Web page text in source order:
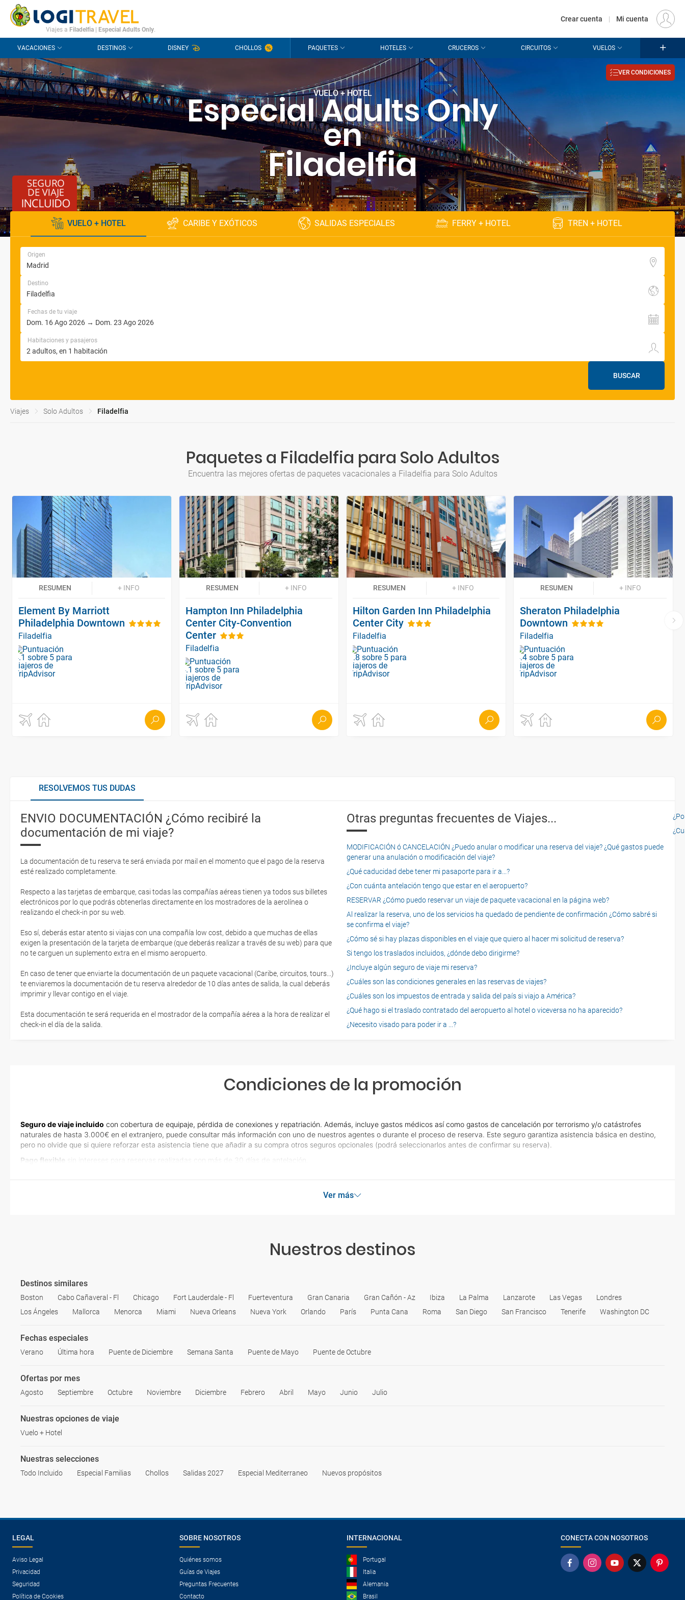
CONTACTO PREGUNTAS FRECUENTES EUR
Viajes a Filadelfia Especial Adults Only.
Crear cuenta | Mi cuenta
VACACIONES DESTINOS DISNEY CHOLLOS PAQUETES HOTELES CRUCEROS CIRCUITOS VUELOS
VUELO + HOTEL
Especial Adults Only
en
Filadelfia
VER CONDICIONES
VUELO + HOTEL CARIBE Y EXÓTICOS SALIDAS ESPECIALES FERRY + HOTEL TREN + HOTEL
Origen
Destino
Fechas de tu viaje
Habitaciones y pasajeros
BUSCAR
Viajes Solo Adultos Filadelfia
Paquetes a Filadelfia para Solo Adultos
Encuentra las mejores ofertas de paquetes vacacionales a Filadelfia para Solo Adultos
RESUMEN + INFO
Element By Marriott
Philadelphia Downtown
Filadelfia
RESUMEN + INFO
Hampton Inn Philadelphia
Center City-Convention
Center
Filadelfia
RESUMEN + INFO
Hilton Garden Inn Philadelphia
Center City
Filadelfia
RESUMEN + INFO
Sheraton Philadelphia
Downtown
Filadelfia
RESOLVEMOS TUS DUDAS
ENVIO DOCUMENTACIÓN ¿Cómo recibiré la
documentación de mi viaje?
La documentación de tu reserva te será enviada por mail en el momento que el pago de la reserva
esté realizado completamente.
Respecto a las tarjetas de embarque, casi todas las compañías aéreas tienen ya todos sus billetes
electrónicos por lo que podrás obtenerlas directamente en los mostradores de la aerolínea o
realizando el check-in por su web.
Eso sí, deberás estar atento si viajas con una compañía low cost, debido a que muchas de ellas
exigen la presentación de la tarjeta de embarque (que deberás realizar a través de su web) para que
no te carguen un suplemento extra en el mismo aeropuerto.
En caso de tener que enviarte la documentación de un paquete vacacional (Caribe, circuitos, tours...)
te enviaremos la documentación de tu reserva alrededor de 10 días antes de salida, la cual deberás
imprimir y llevar contigo en el viaje.
Esta documentación te será requerida en el mostrador de la compañía aérea a la hora de realizar el
check-in el día de la salida.
Otras preguntas frecuentes de Viajes...
MODIFICACIÓN ó CANCELACIÓN ¿Puedo anular o modificar una reserva del viaje? ¿Qué gastos puede
generar una anulación o modificación del viaje?
¿Qué caducidad debe tener mi pasaporte para ir a...?
¿Con cuánta antelación tengo que estar en el aeropuerto?
RESERVAR ¿Cómo puedo reservar un viaje de paquete vacacional en la página web?
Al realizar la reserva, uno de los servicios ha quedado de pendiente de confirmación ¿Cómo sabré si
se confirma el viaje?
¿Cómo sé si hay plazas disponibles en el viaje que quiero al hacer mi solicitud de reserva?
Si tengo los traslados incluidos, ¿dónde debo dirigirme?
¿Incluye algún seguro de viaje mi reserva?
¿Cuáles son las condiciones generales en las reservas de viajes?
¿Cuáles son los impuestos de entrada y salida del país si viajo a América?
¿Qué hago si el traslado contratado del aeropuerto al hotel o viceversa no ha aparecido?
¿Necesito visado para poder ir a ...?
Condiciones de la promoción
Seguro de viaje incluido con cobertura de equipaje, pérdida de conexiones y repatriación. Además, incluye gastos médicos así como gastos de cancelación por terrorismo y/o catástrofes
naturales de hasta 3.000€ en el extranjero, puede consultar más información con uno de nuestros agentes o durante el proceso de reserva. Este seguro garantiza asistencia básica en destino,
pero no olvide que si quiere reforzar esta asistencia tiene que añadir a su compra otros seguros opcionales (podrá seleccionarlos antes de confirmar su reserva).
Pago flexible
sin intereses para reservas realizadas con más de 30 días de antelación.
Ver más
Nuestros destinos
Destinos similares
Boston Cabo Cañaveral - Fl Chicago Fort Lauderdale - Fl Fuerteventura Gran Canaria Gran Cañón - Az Ibiza La Palma Lanzarote Las Vegas
Londres
Los Ángeles
Mallorca Menorca Miami Nueva Orleans Nueva York Orlando París Punta Cana Roma San Diego San Francisco Tenerife Washington DC
Fechas especiales
Verano Última hora Puente de Diciembre Semana Santa Puente de Mayo Puente de Octubre
Ofertas por mes
Agosto Septiembre Octubre Noviembre Diciembre Febrero Abril Mayo Junio Julio
Nuestras opciones de viaje
Vuelo + Hotel
Nuestras selecciones
Todo Incluido Especial Familias Chollos Salidas 2027 Especial Mediterraneo Nuevos propósitos
LEGAL
Aviso Legal
Privacidad
Seguridad
Política de Cookies
SOBRE NOSOTROS
Quiénes somos
Guías de Viajes
Preguntas Frecuentes
Contacto
INTERNACIONAL
Portugal
Italia
Alemania
Brasil
CONECTA CON NOSOTROS